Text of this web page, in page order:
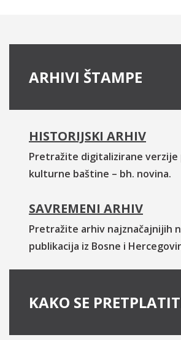
ARHIVI ŠTAMPE
HISTORIJSKI ARHIV
Pretražite digitalizirane verzije
kulturne baštine – bh. novina.
SAVREMENI ARHIV
Pretražite arhiv najznačajnijih
publikacija iz Bosne i
KAKO SE